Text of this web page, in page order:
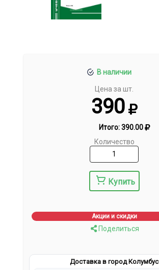
В наличии
Цена за шт.
390
Итого:390.00
Количество
Купить
Акции и скидки
Поделиться
Доставка в город Колумбус